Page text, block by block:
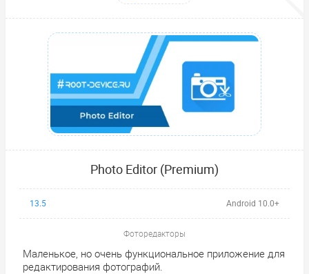
Photo Editor (Premium)
13.5 Android 10.0+
Фоторедакторы
Маленькое, но очень функциональное приложение для
редактирования фотографий.